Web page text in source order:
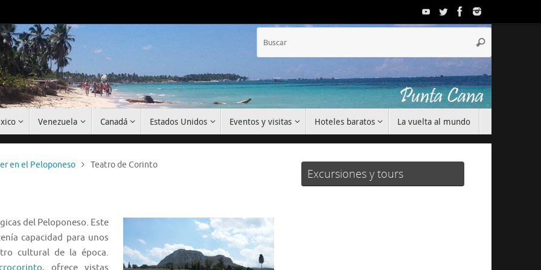
Buscar
Venezuela Canadá Estados Unidos Eventos y visitas Hoteles baratos La vuelta al mundo
en el Peloponeso Teatro de Corinto
del Peloponeso. Este
capacidad para unos
cultural de la época.
Excursiones y tours